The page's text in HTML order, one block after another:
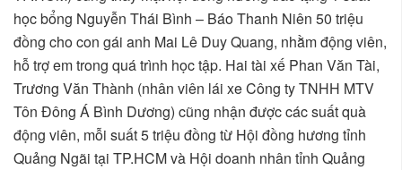
học bổng Nguyễn Thái Bình – Báo Thanh Niên 50 triệu
đồng cho con gái anh Mai Lê Duy Quang, nhằm động viên,
hỗ trợ em trong quá trình học tập. Hai tài xế Phan Văn Tài,
Trương Văn Thành (nhân viên lái xe Công ty TNHH MTV
Tôn Đông Á Bình Dương) cũng nhận được các suất quà
động viên, mỗi suất 5 triệu đồng từ Hội đồng hương tỉnh
Quảng Ngãi tại TP.HCM và Hội doanh nhân tỉnh Quảng